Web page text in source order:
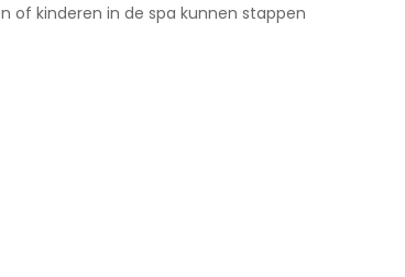
of kinderen in de spa kunnen stappen